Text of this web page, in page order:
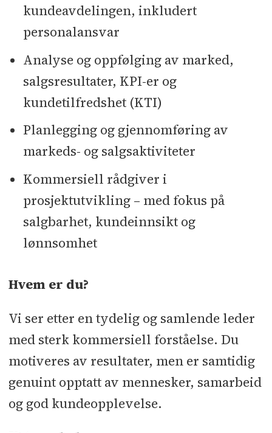
kundeavdelingen, inkludert
personalansvar
Analyse og oppfølging av marked,
salgsresultater, KPI-er og
kundetilfredshet (KTI)
Planlegging og gjennomføring av
markeds- og salgsaktiviteter
Kommersiell rådgiver i
prosjektutvikling – med fokus på
salgbarhet, kundeinnsikt og
lønnsomhet
Hvem er du?
Vi ser etter en tydelig og samlende leder
med sterk kommersiell forståelse. Du
motiveres av resultater, men er samtidig
genuint opptatt av mennesker, samarbeid
og god kundeopplevelse.